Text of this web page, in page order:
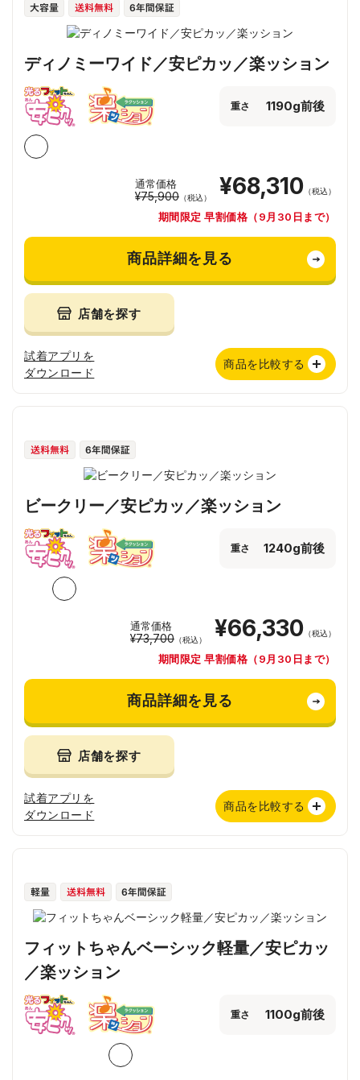
ディノミーワイド／安ピカッ／楽ッション
重さ 1190g前後
通常価格
¥75,900 （税込） ¥68,310 （税込）
期間限定 早割価格（9月30日まで）
商品詳細を見る
店舗を探す
試着アプリを
ダウンロード
商品を比較する
ビークリー／安ピカッ／楽ッション
重さ 1240g前後
通常価格
¥73,700 （税込） ¥66,330 （税込）
期間限定 早割価格（9月30日まで）
商品詳細を見る
店舗を探す
試着アプリを
ダウンロード
商品を比較する
フィットちゃんベーシック軽量／安ピカッ
／楽ッション
重さ 1100g前後